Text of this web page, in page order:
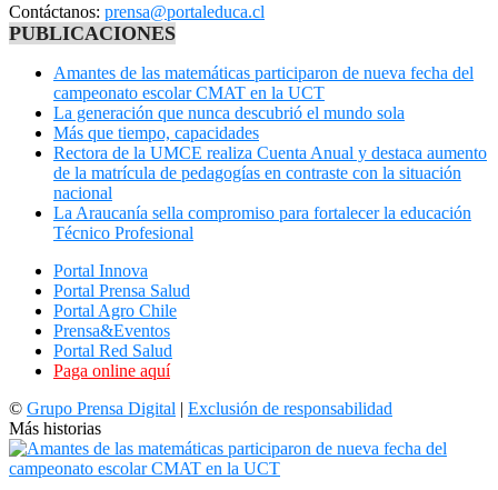
Contáctanos: prensa@portaleduca.cl
PUBLICACIONES
Amantes de las matemáticas participaron de nueva fecha del
campeonato escolar CMAT en la UCT
La generación que nunca descubrió el mundo sola
Más que tiempo, capacidades
Rectora de la UMCE realiza Cuenta Anual y destaca aumento
de la matrícula de pedagogías en contraste con la situación
nacional
La Araucanía sella compromiso para fortalecer la educación
Técnico Profesional
Portal Innova
Portal Prensa Salud
Portal Agro Chile
Prensa&Eventos
Portal Red Salud
Paga online aquí
© Grupo Prensa Digital | Exclusión de responsabilidad
Más historias